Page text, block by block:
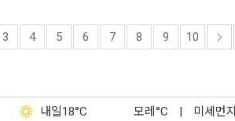
3 4 5 6 7 8 9 10
내일18°C 모레 °C | 미세먼